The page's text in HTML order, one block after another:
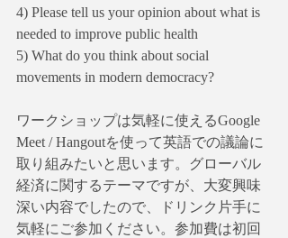
4) Please tell us your opinion about what is
needed to improve public health
5) What do you think about social
movements in modern democracy?
ワークショップは気軽に使えるGoogle
Meet / Hangoutを使って英語での議論に
取り組みたいと思います。グローバル
経済に関するテーマですが、大変興味
深い内容でしたので、ドリンク片手に
気軽にご参加ください。参加費は初回